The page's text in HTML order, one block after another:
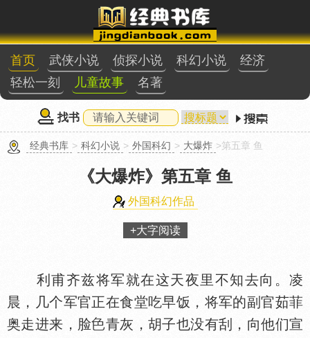
首页 武侠小说 侦探小说 科幻小说
经济
轻松一刻
儿童故事 名著
找书
经典书库 > 科幻小说 > 外国科幻 > 大爆炸 >第五章 鱼
《大爆炸》 第五章 鱼
外国科幻作品
+大字阅读
利甫齐兹将军就在这天夜里不知去向。凌
晨，几个军官正在食堂吃早饭，将军的副官茹菲
奥走进来，脸
青灰，胡子也没有刮，向他们宣